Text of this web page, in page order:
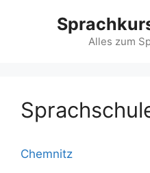
Alles zum
Chemnitz